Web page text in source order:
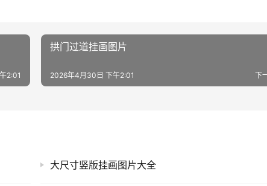
2:01
拱门过道挂画图片
下
2026年4月30日 下午2:01
大尺寸竖版挂画图片大全